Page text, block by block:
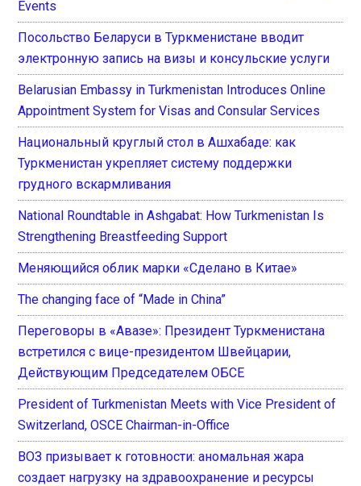
Events
Посольство Беларуси в Туркменистане вводит
электронную запись на визы и консульские услуги
Belarusian Embassy in Turkmenistan Introduces Online
Appointment System for Visas and Consular Services
Национальный круглый стол в Ашхабаде: как
Туркменистан укрепляет систему поддержки
грудного вскармливания
National Roundtable in Ashgabat: How Turkmenistan Is
Strengthening Breastfeeding Support
Меняющийся облик марки «Сделано в Китае»
The changing face of “Made in China”
Переговоры в «Авазе»: Президент Туркменистана
встретился с вице-президентом Швейцарии,
Действующим Председателем ОБСЕ
President of Turkmenistan Meets with Vice President of
Switzerland, OSCE Chairman-in-Office
ВОЗ призывает к готовности: аномальная жара
создает нагрузку на здравоохранение и ресурсы